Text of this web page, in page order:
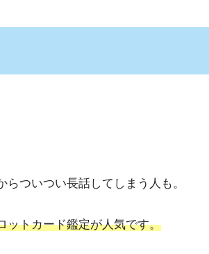
ついつい長話してしまう人も。
ットカード鑑定が人気です。